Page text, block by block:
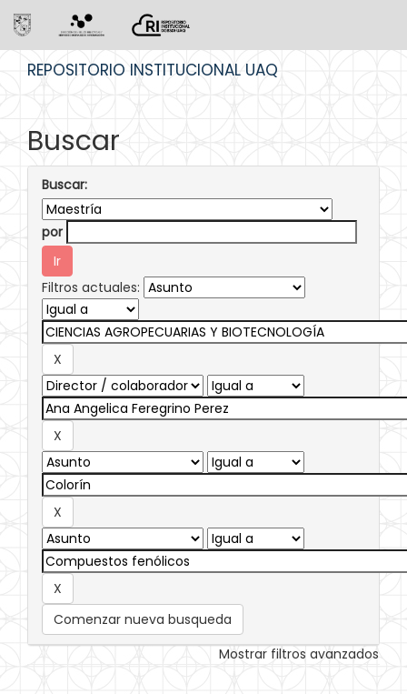
REPOSITORIO INSTITUCIONAL UAQ
Buscar
Buscar:
por
Filtros actuales:
Comenzar nueva busqueda
Mostrar filtros avanzados